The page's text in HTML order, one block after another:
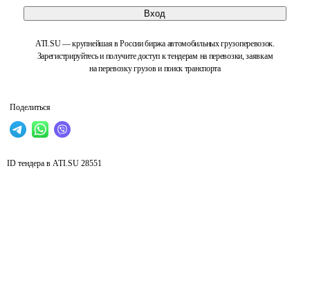
Вход
ATI.SU — крупнейшая в России биржа автомобильных грузоперевозок.
Зарегистрируйтесь и получите доступ к тендерам на перевозки, заявкам
на перевозку грузов и поиск транспорта
Поделиться
ID тендера в ATI.SU 28551